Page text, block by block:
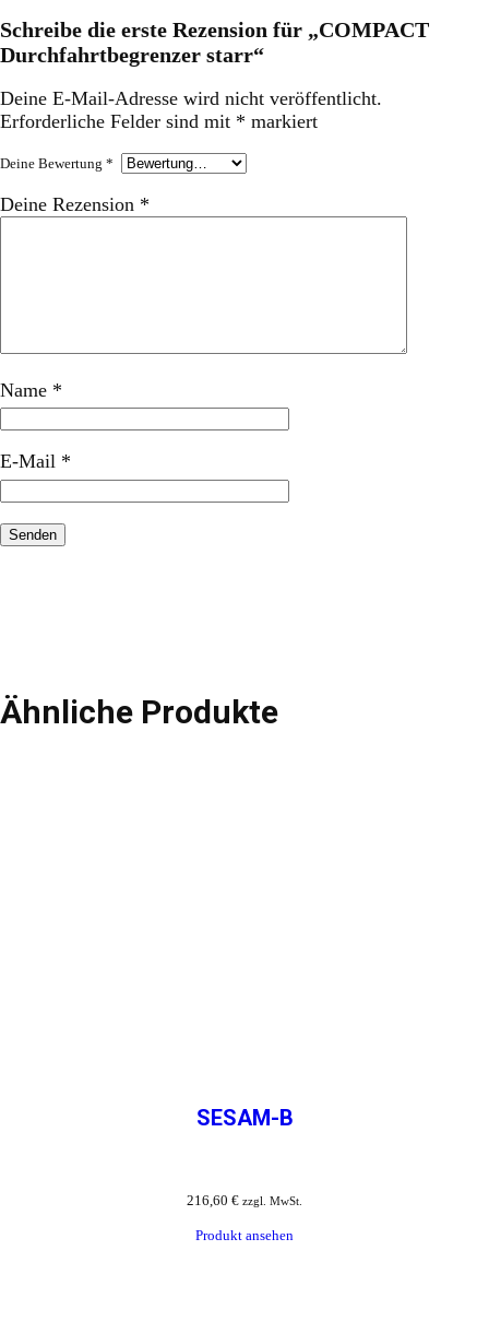
Schreibe die erste Rezension für „COMPACT
Durchfahrtbegrenzer starr“
Deine E-Mail-Adresse wird nicht veröffentlicht.
Erforderliche Felder sind mit * markiert
Deine Bewertung *
Deine Rezension *
Name *
E-Mail *
Ähnliche Produkte
SESAM-B
216,60 € zzgl. MwSt.
Produkt ansehen